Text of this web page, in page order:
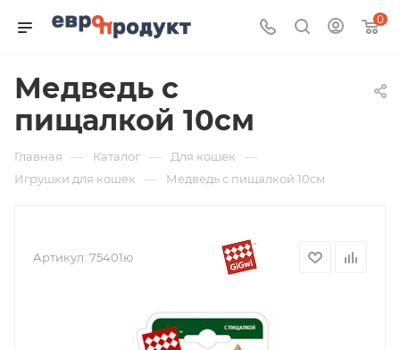
0
Медведь с
пищалкой 10см
Главная — Каталог — Для кошек —
Игрушки для кошек — Медведь с пищалкой 10см
Артикул: 75401ю